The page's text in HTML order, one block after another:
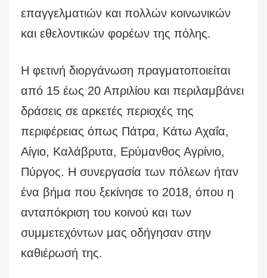
επαγγελματιών και πολλών κοινωνικών
και εθελοντικών φορέων της πόλης.
Η φετινή διοργάνωση πραγματοποιείται
από 15 έως 20 Απριλίου και περιλαμβάνει
δράσεις σε αρκετές περιοχές της
περιφέρειας όπως Πάτρα, Κάτω Αχαΐα,
Αίγιο, Καλάβρυτα, Ερύμανθος Αγρίνιο,
Πύργος. Η συνεργασία των πόλεων ήταν
ένα βήμα που ξεκίνησε το 2018, όπου η
ανταπόκριση του κοινού και των
συμμετεχόντων μας οδήγησαν στην
καθιέρωσή της.